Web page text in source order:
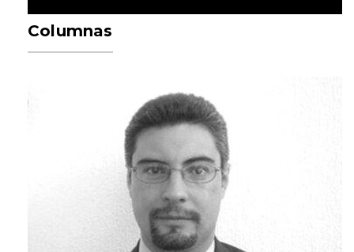
Columnas